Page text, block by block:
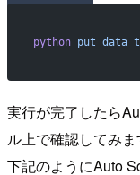
python
実行が完了したら
ル上で確認してみま
下記のようにAuto